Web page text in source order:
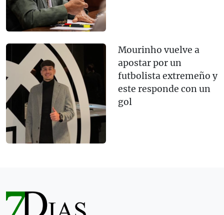
Mourinho vuelve a
apostar por un
futbolista extremeño y
este responde con un
gol